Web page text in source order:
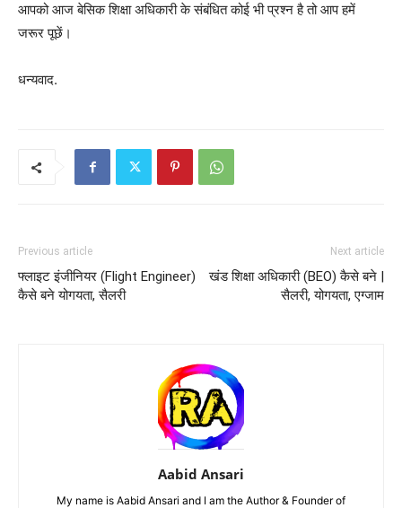
आपको आज बेसिक शिक्षा अधिकारी के संबंधित कोई भी प्रश्न है तो आप हमें
जरूर पूछें।
धन्यवाद.
Previous article
फ्लाइट इंजीनियर (Flight Engineer)
कैसे बने योगयता, सैलरी
Next article
खंड शिक्षा अधिकारी (BEO) कैसे बने |
सैलरी, योगयता, एग्जाम
Aabid Ansari
My name is Aabid Ansari and I am the Author & Founder of